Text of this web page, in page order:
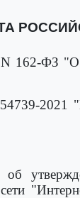
162-ФЗ "О
2021